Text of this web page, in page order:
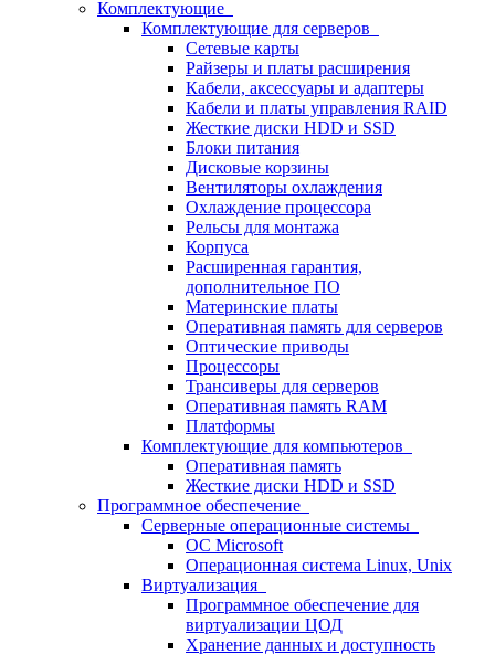
Комплектующие
Комплектующие для серверов
Сетевые карты
Райзеры и платы расширения
Кабели, аксессуары и адаптеры
Кабели и платы управления RAID
Жесткие диски HDD и SSD
Блоки питания
Дисковые корзины
Вентиляторы охлаждения
Охлаждение процессора
Рельсы для монтажа
Корпуса
Расширенная гарантия,
дополнительное ПО
Материнские платы
Оперативная память для серверов
Оптические приводы
Процессоры
Трансиверы для серверов
Оперативная память RAM
Платформы
Комплектующие для компьютеров
Оперативная память
Жесткие диски HDD и SSD
Программное обеспечение
Серверные операционные системы
ОС Microsoft
Операционная система Linux, Unix
Виртуализация
Программное обеспечение для
виртуализации ЦОД
Хранение данных и доступность